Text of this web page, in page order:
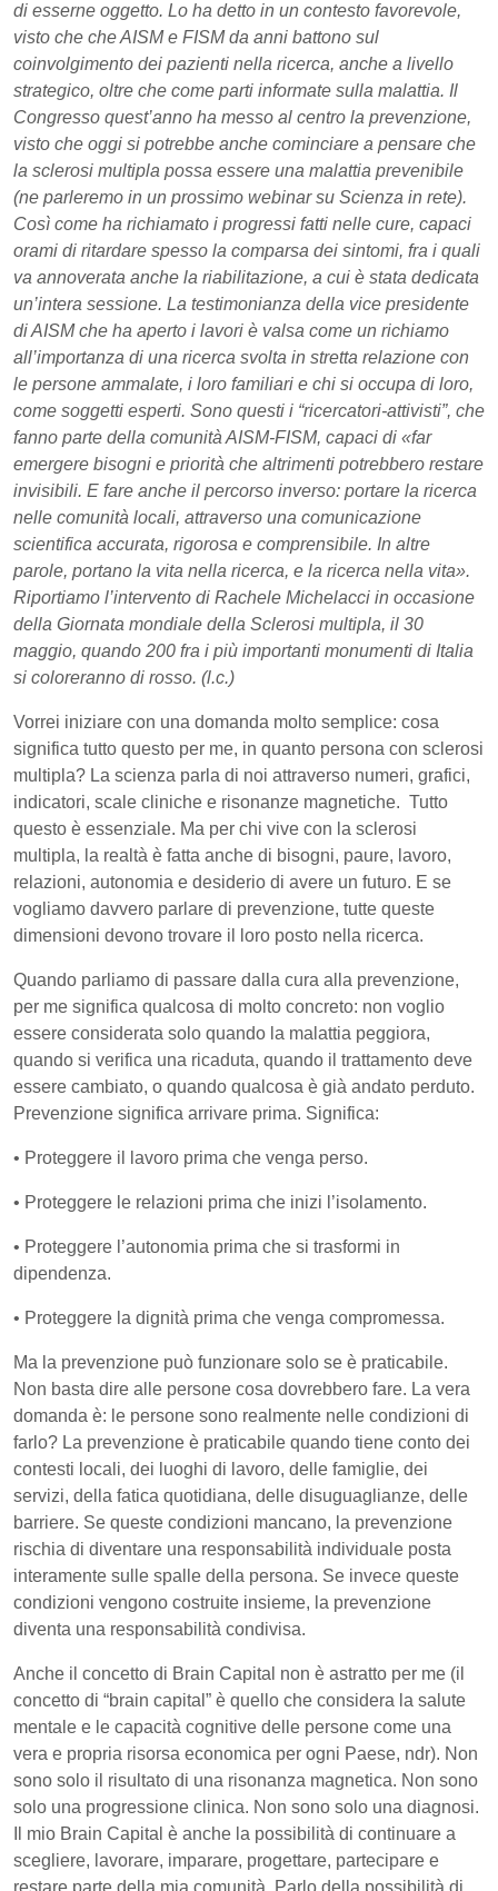
di esserne oggetto. Lo ha detto in un contesto favorevole,
visto che che AISM e FISM da anni battono sul
coinvolgimento dei pazienti nella ricerca, anche a livello
strategico, oltre che come parti informate sulla malattia. Il
Congresso quest’anno ha messo al centro la prevenzione,
visto che oggi si potrebbe anche cominciare a pensare che
la sclerosi multipla possa essere una malattia prevenibile
(ne parleremo in un prossimo webinar su Scienza in rete).
Così come ha richiamato i progressi fatti nelle cure, capaci
orami di ritardare spesso la comparsa dei sintomi, fra i quali
va annoverata anche la riabilitazione, a cui è stata dedicata
un’intera sessione. La testimonianza della vice presidente
di AISM che ha aperto i lavori è valsa come un richiamo
all’importanza di una ricerca svolta in stretta relazione con
le persone ammalate, i loro familiari e chi si occupa di loro,
come soggetti esperti. Sono questi i “ricercatori-attivisti”, che
fanno parte della comunità AISM-FISM, capaci di «far
emergere bisogni e priorità che altrimenti potrebbero restare
invisibili. E fare anche il percorso inverso: portare la ricerca
nelle comunità locali, attraverso una comunicazione
scientifica accurata, rigorosa e comprensibile. In altre
parole, portano la vita nella ricerca, e la ricerca nella vita».
Riportiamo l’intervento di Rachele Michelacci in occasione
della Giornata mondiale della Sclerosi multipla, il 30
maggio, quando 200 fra i più importanti monumenti di Italia
si coloreranno di rosso. (l.c.)
Vorrei iniziare con una domanda molto semplice: cosa
significa tutto questo per me, in quanto persona con sclerosi
multipla? La scienza parla di noi attraverso numeri, grafici,
indicatori, scale cliniche e risonanze magnetiche. Tutto
questo è essenziale. Ma per chi vive con la sclerosi
multipla, la realtà è fatta anche di bisogni, paure, lavoro,
relazioni, autonomia e desiderio di avere un futuro. E se
vogliamo davvero parlare di prevenzione, tutte queste
dimensioni devono trovare il loro posto nella ricerca.
Quando parliamo di passare dalla cura alla prevenzione,
per me significa qualcosa di molto concreto: non voglio
essere considerata solo quando la malattia peggiora,
quando si verifica una ricaduta, quando il trattamento deve
essere cambiato, o quando qualcosa è già andato perduto.
Prevenzione significa arrivare prima. Significa:
• Proteggere il lavoro prima che venga perso.
• Proteggere le relazioni prima che inizi l’isolamento.
• Proteggere l’autonomia prima che si trasformi in
dipendenza.
• Proteggere la dignità prima che venga compromessa.
Ma la prevenzione può funzionare solo se è praticabile.
Non basta dire alle persone cosa dovrebbero fare. La vera
domanda è: le persone sono realmente nelle condizioni di
farlo? La prevenzione è praticabile quando tiene conto dei
contesti locali, dei luoghi di lavoro, delle famiglie, dei
servizi, della fatica quotidiana, delle disuguaglianze, delle
barriere. Se queste condizioni mancano, la prevenzione
rischia di diventare una responsabilità individuale posta
interamente sulle spalle della persona. Se invece queste
condizioni vengono costruite insieme, la prevenzione
diventa una responsabilità condivisa.
Anche il concetto di Brain Capital non è astratto per me (il
concetto di “brain capital” è quello che considera la salute
mentale e le capacità cognitive delle persone come una
vera e propria risorsa economica per ogni Paese, ndr). Non
sono solo il risultato di una risonanza magnetica. Non sono
solo una progressione clinica. Non sono solo una diagnosi.
Il mio Brain Capital è anche la possibilità di continuare a
scegliere, lavorare, imparare, progettare, partecipare e